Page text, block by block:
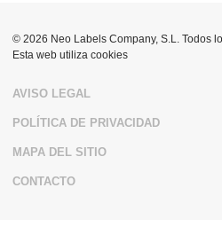
Más información
© 2026 Neo Labels Company, S.L. Todos
Esta web utiliza cookies
AVISO LEGAL
POLÍTICA DE PRIVACIDAD
MAPA DEL SITIO
CONTACTO